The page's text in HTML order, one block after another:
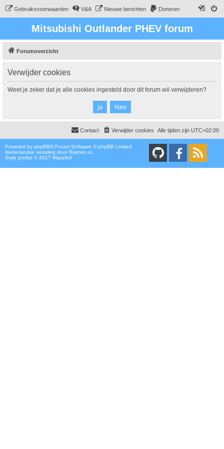
Gebruiksvoorwaarden V&A Nieuwe berichten Doneren
Mitsubishi Outlander PHEV forum
Forumoverzicht
Verwijder cookies
Weet je zeker dat je alle cookies ingesteld door dit forum wil verwijderen?
Alle tijden zijn UTC+02:00
Verwijder cookies
Contact
Powered by phpBB® Forum Software © phpBB Limited
Nederlandse vertaling door Raimon.nl
Style proflat © 2017 Mazeltof